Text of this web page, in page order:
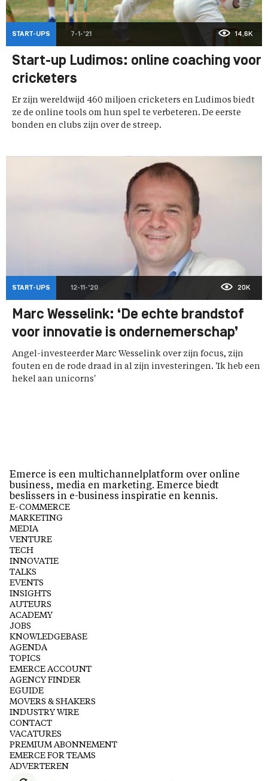
START-UPS 7-1-'21 14,6K
Start-up Ludimos: online coaching voor
cricketers
Er zijn wereldwijd 460 miljoen cricketers en Ludimos biedt
ze de online tools om hun spel te verbeteren. De eerste
bonden en clubs zijn over de streep.
START-UPS 12-11-'20 20K
Marc Wesselink: ‘De echte brandstof
voor innovatie is ondernemerschap’
Angel-investeerder Marc Wesselink over zijn focus, zijn
fouten en de rode draad in al zijn investeringen. 'Ik heb een
hekel aan unicorns'
Emerce is een multichannelplatform over online
business, media en marketing. Emerce biedt
beslissers in e-business inspiratie en kennis.
E-COMMERCE
MARKETING
MEDIA
VENTURE
TECH
INNOVATIE
TALKS
EVENTS
INSIGHTS
AUTEURS
ACADEMY
JOBS
KNOWLEDGEBASE
AGENDA
TOPICS
EMERCE ACCOUNT
AGENCY FINDER
EGUIDE
MOVERS & SHAKERS
INDUSTRY WIRE
CONTACT
VACATURES
PREMIUM ABONNEMENT
EMERCE FOR TEAMS
ADVERTEREN